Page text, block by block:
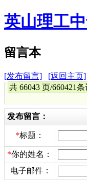
英山理工
留言本
[发布留言]
[返回主页]
共 66043 页/660421
发布留言：
*标题：
*你的姓名：
电子邮件：